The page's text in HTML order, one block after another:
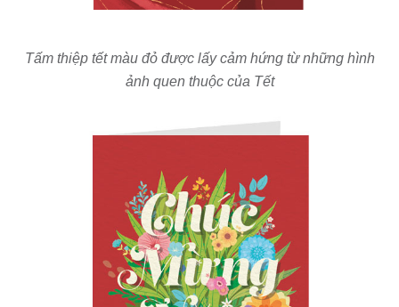
Tấm thiệp tết màu đỏ được lấy cảm hứng từ những hình
ảnh quen thuộc của Tết